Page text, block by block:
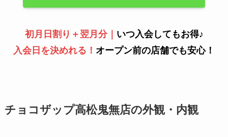
初月日割り＋翌月分｜ いつ入会してもお得♪
入会日を決めれる！ オープン前の店舗でも安心！
チョコザップ高松鬼無店の外観・内観